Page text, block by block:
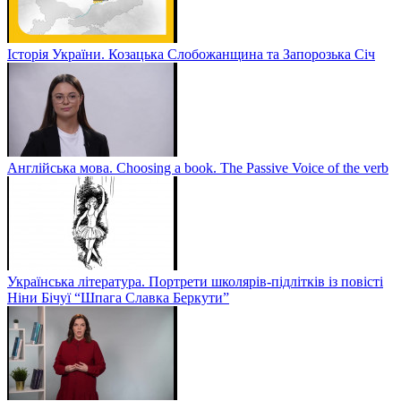
Історія України. Козацька Слобожанщина та Запорозька Січ
Англійська мова. Choosing a book. The Passive Voice of the verb
Українська література. Портрети школярів-підлітків із повісті
Ніни Бічуї “Шпага Славка Беркути”